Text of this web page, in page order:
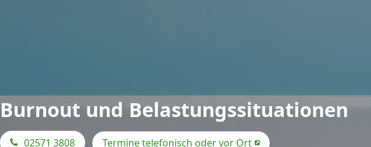
Burnout und Belastungs­situationen
02571 3808Jetzt
Termine telefonisch oder vor Ort